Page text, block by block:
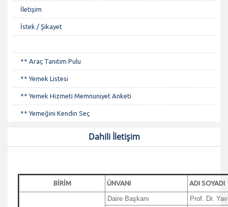
İletişim
İstek / Şikayet
** Araç Tanıtım Pulu
** Yemek Listesi
** Yemek Hizmeti Memnuniyet Anketi
** Yemeğini Kendin Seç
Dahili İletişim
BİRİM ÜNVANI ADI SOYADI
Daire Başkanı
Prof. Dr.